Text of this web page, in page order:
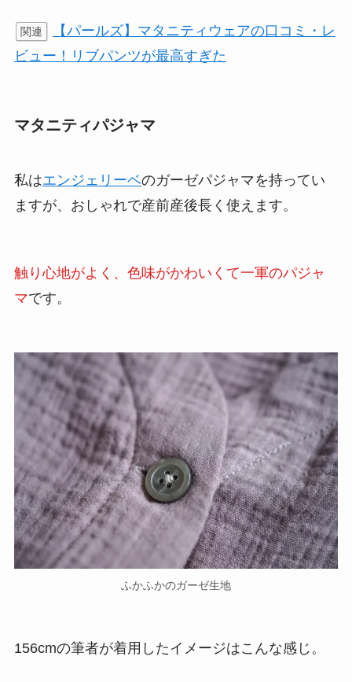
関連
【パールズ】マタニティウェアの口コミ・レ
ビュー！リブパンツが最高すぎた
マタニティパジャマ
私はエンジェリーベのガーゼパジャマを持ってい
ますが、おしゃれで産前産後長く使えます。
触り心地がよく、色味がかわいくて一軍のパジャ
マです。
ふかふかのガーゼ生地
156cmの筆者が着用したイメージはこんな感じ。